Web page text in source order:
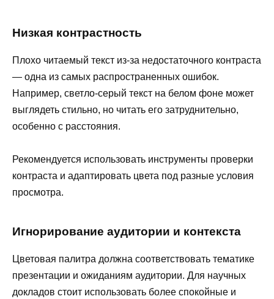
Низкая контрастность
Плохо читаемый текст из-за недостаточного контраста
— одна из самых распространенных ошибок.
Например, светло-серый текст на белом фоне может
выглядеть стильно, но читать его затруднительно,
особенно с расстояния.
Рекомендуется использовать инструменты проверки
контраста и адаптировать цвета под разные условия
просмотра.
Игнорирование аудитории и контекста
Цветовая палитра должна соответствовать тематике
презентации и ожиданиям аудитории. Для научных
докладов стоит использовать более спокойные и